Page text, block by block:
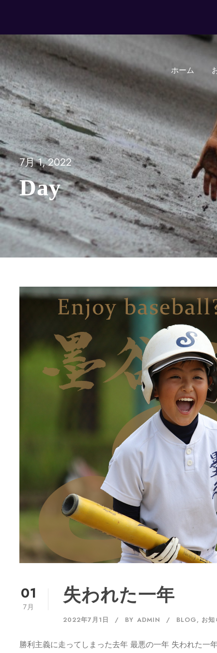
ホーム
7月 1, 2022
Day
01
7月
失われた一年
2022年7月1日 BY ADMIN BLOG, お知
勝利主義に走ってしまった去年 最悪の一年 失われた一